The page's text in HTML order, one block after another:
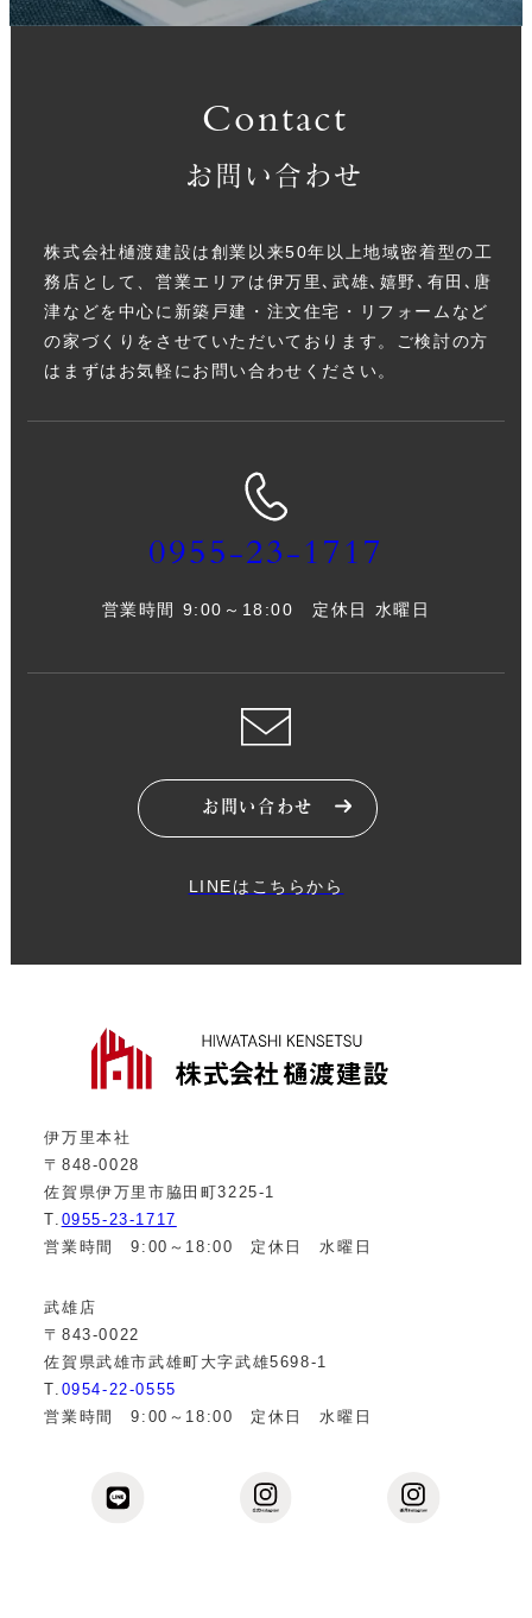
Contact
お問い合わせ
株式会社樋渡建設は創業以来50年以上地域密着型の工
務店として、営業エリアは伊万里､武雄､嬉野､有田､唐
津などを中心に新築戸建・注文住宅・リフォームなど
の家づくりをさせていただいております。ご検討の方
はまずはお気軽にお問い合わせください。
0955-23-1717
営業時間 9:00～18:00 定休日 水曜日
お問い合わせ
LINEはこちらから
伊万里本社
〒848-0028
佐賀県伊万里市脇田町3225-1
T. 0955-23-1717
営業時間 9:00～18:00 定休日 水曜日
武雄店
〒843-0022
佐賀県武雄市武雄町大字武雄5698-1
T. 0954-22-0555
営業時間 9:00～18:00 定休日 水曜日